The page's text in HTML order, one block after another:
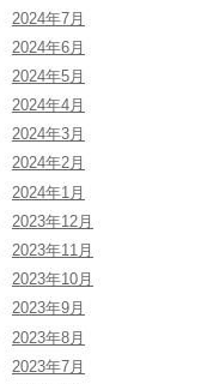
2024年7月
2024年6月
2024年5月
2024年4月
2024年3月
2024年2月
2024年1月
2023年12月
2023年11月
2023年10月
2023年9月
2023年8月
2023年7月